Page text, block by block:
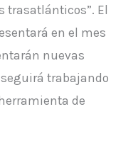
trasatlánticos”. El
en el mes
nuevas
trabajando
de